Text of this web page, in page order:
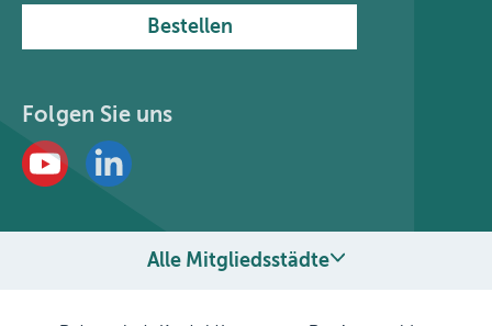
Bestellen
Folgen Sie uns
Alle Mitgliedsstädte